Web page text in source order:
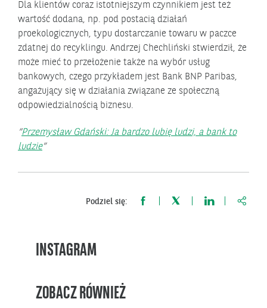
Dla klientów coraz istotniejszym czynnikiem jest też
wartość dodana, np. pod postacią działań
proekologicznych, typu dostarczanie towaru w paczce
zdatnej do recyklingu. Andrzej Chechliński stwierdził, że
może mieć to przełożenie także na wybór usług
bankowych, czego przykładem jest Bank BNP Paribas,
angażujący się w działania związane ze społeczną
odpowiedzialnością biznesu.
Przemysław Gdański: Ja bardzo lubię ludzi, a bank to
ludzie
Podziel się:
INSTAGRAM
ZOBACZ RÓWNIEŻ